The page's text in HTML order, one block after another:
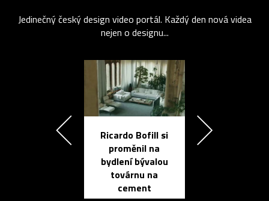
Jedinečný český design video portál. Každý den nová videa
nejen o designu...
Ricardo Bofill si
proměnil na
bydlení bývalou
továrnu na
cement